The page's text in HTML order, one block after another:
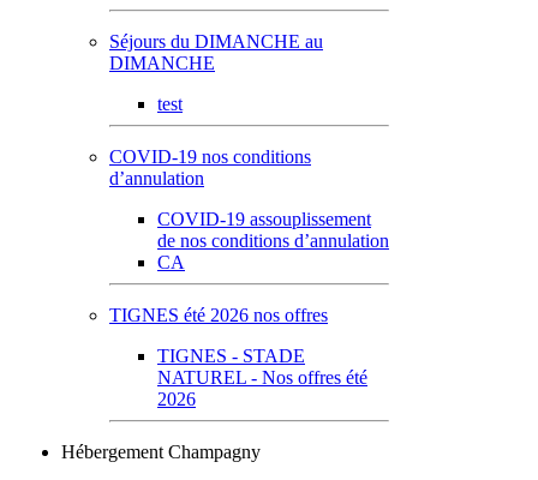
Séjours du DIMANCHE au
DIMANCHE
test
COVID-19 nos conditions
d’annulation
COVID-19 assouplissement
de nos conditions d’annulation
CA
TIGNES été 2026 nos offres
TIGNES - STADE
NATUREL - Nos offres été
2026
Hébergement Champagny